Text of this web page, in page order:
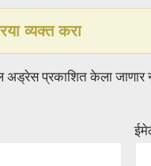
व्यक्त करा
प्रकाशित केला जाणार